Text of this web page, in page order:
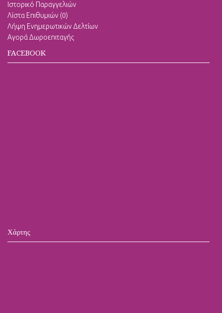
Ιστορικό Παραγγελιών
Λίστα Επιθυμιών (0)
Λήψη Ενημερωτικών Δελτίων
Αγορά Δωροεπιταγής
FACEBOOK
Χάρτης